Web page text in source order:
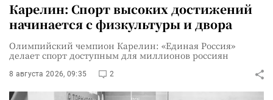
Карелин: Спорт высоких достижений
начинается с физкультуры и двора
Олимпийский чемпион Карелин: «Единая Россия»
делает спорт доступным для миллионов россиян
8 августа 2026, 09:35 2